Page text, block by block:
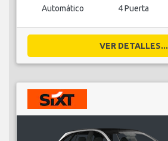
Automático 4 Puerta
VER DETALLES...